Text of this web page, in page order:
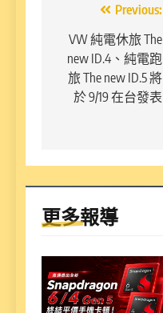
章
導
覽
Previous:
VW 純電休旅 The
new ID.4、純電跑
旅 The new ID.5 將
於 9/19 在台發表
更多報導